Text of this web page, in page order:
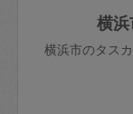
依頼
金額
※例：
きた
ご注意
玉、な
あわせ
はあ
横
横浜市のタス